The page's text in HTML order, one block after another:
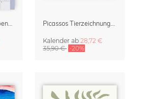
Picasso's Pastellfarbene Tiere Kalender & Terminplaner 2027 Picassos Tierzeichnungen Kalender 2027 – Pastel Edition
Kalender ab 28,72 €
35,90 € -20%